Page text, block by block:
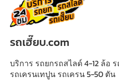
รถเฮี๊ยบ.com
บริการ รถยกรถสไลด์ 4-12 ล้อ
รถเครนเทปูน รถเครน 5-50 ตัน